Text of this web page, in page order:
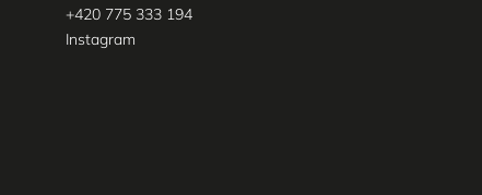
+420 775 333 194
Instagram